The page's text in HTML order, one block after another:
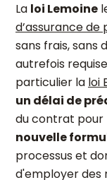
La loi Lemoine
d’assurance
sans frais, sans
autrefois
particulier la loi
un délai de
du contrat pour
nouvelle
processus et
d'employer des